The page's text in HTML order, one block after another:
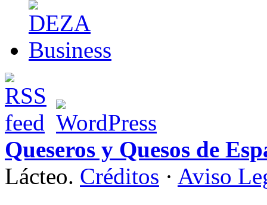
Queseros y Quesos de
Lácteo. Créditos · Aviso